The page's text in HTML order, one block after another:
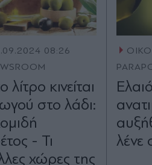
08:26
κινείται
στο λάδι:
- Τι
χώρες της
λένε